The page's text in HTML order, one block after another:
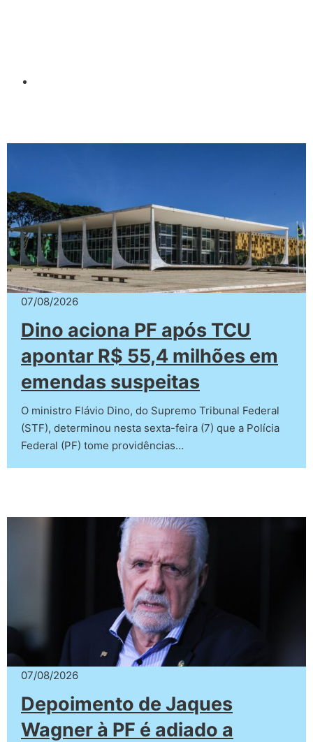
07/08/2026
Dino aciona PF após TCU
apontar R$ 55,4 milhões em
emendas suspeitas
O ministro Flávio Dino, do Supremo Tribunal Federal
(STF), determinou nesta sexta-feira (7) que a Polícia
Federal (PF) tome providências…
07/08/2026
Depoimento de Jaques
Wagner à PF é adiado a